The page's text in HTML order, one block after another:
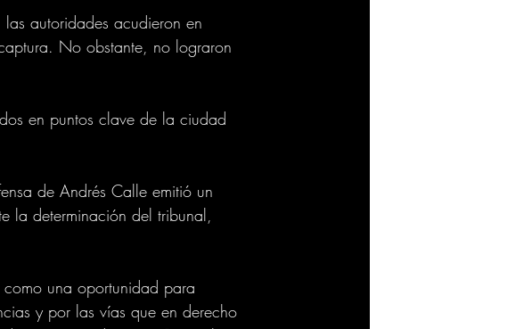
autoridades acudieron en
No obstante, no lograron
en puntos clave de la ciudad
de Andrés Calle emitió un
la determinación del tribunal,
como una oportunidad para
y por las vías que en derecho